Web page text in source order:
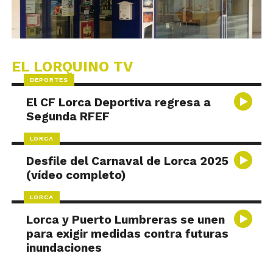
EL LORQUINO TV
DEPORTES
El CF Lorca Deportiva regresa a
Segunda RFEF
LORCA
Desfile del Carnaval de Lorca 2025
(vídeo completo)
LORCA
Lorca y Puerto Lumbreras se unen
para exigir medidas contra futuras
inundaciones